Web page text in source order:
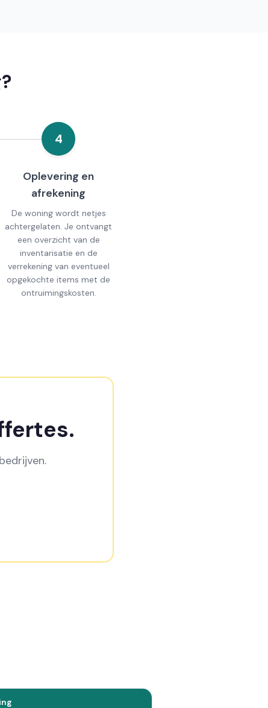
4
Oplevering en
afrekening
De woning wordt netjes
achtergelaten. Je ontvangt
een overzicht van de
inventarisatie en de
verrekening van eventueel
opgekochte items met de
ontruimingskosten.